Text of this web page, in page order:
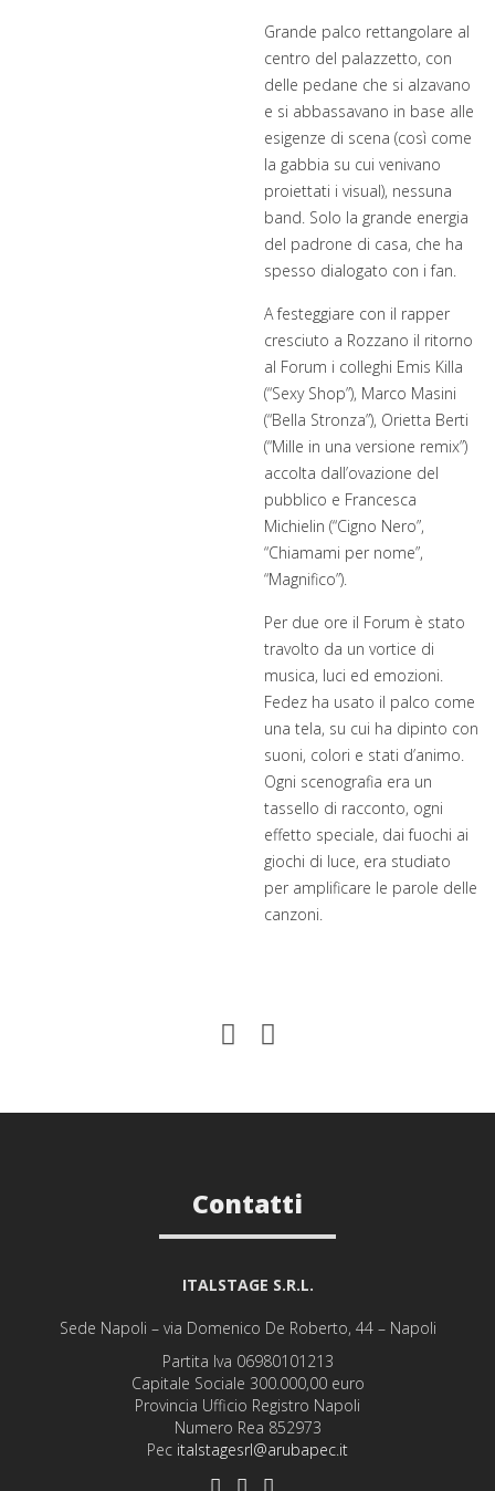
Grande palco rettangolare al
centro del palazzetto, con
delle pedane che si alzavano
e si abbassavano in base alle
esigenze di scena (così come
la gabbia su cui venivano
proiettati i visual), nessuna
band. Solo la grande energia
del padrone di casa, che ha
spesso dialogato con i fan.
A festeggiare con il rapper
cresciuto a Rozzano il ritorno
al Forum i colleghi Emis Killa
(“Sexy Shop”), Marco Masini
(“Bella Stronza”), Orietta Berti
(“Mille in una versione remix”)
accolta dall’ovazione del
pubblico e Francesca
Michielin (“Cigno Nero”,
“Chiamami per nome”,
“Magnifico”).
Per due ore il Forum è stato
travolto da un vortice di
musica, luci ed emozioni.
Fedez ha usato il palco come
una tela, su cui ha dipinto con
suoni, colori e stati d’animo.
Ogni scenografia era un
tassello di racconto, ogni
effetto speciale, dai fuochi ai
giochi di luce, era studiato
per amplificare le parole delle
canzoni.
Contatti
ITALSTAGE S.R.L.
Sede Napoli – via Domenico De Roberto, 44 – Napoli
Partita Iva 06980101213
Capitale Sociale 300.000,00 euro
Provincia Ufficio Registro Napoli
Numero Rea 852973
Pec italstagesrl@arubapec.it